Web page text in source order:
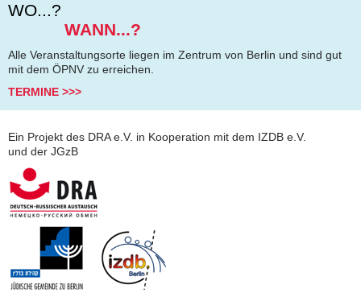
WO...?
WANN...?
Alle Veranstaltungsorte liegen im Zentrum von Berlin und sind gut
mit dem ÖPNV zu erreichen.
TERMINE >>>
Ein Projekt des DRA e.V. in Kooperation mit dem IZDB e.V.
und der JGzB